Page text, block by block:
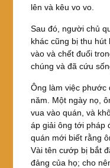
lên và kêu vo vo.
Sau đó, người chủ
khác cũng bị thu
vào và chết đuối
chúng và đã cứu
Ông làm việc phước
năm. Một ngày nọ,
vua vào quán, và
áp giải ông tới pháp
quán mới biết rằng
Vài tên cướp bị bắt
đảng của họ; cho